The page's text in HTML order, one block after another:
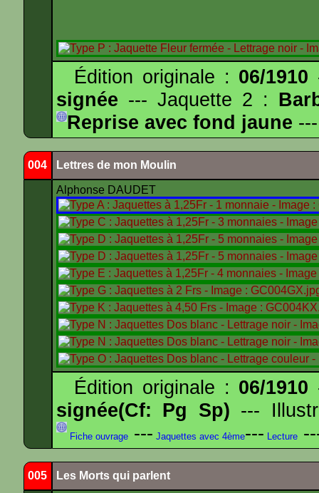
Édition originale : 06/1910
signée --- Jaquette 2 :
Reprise avec fond jaune ---
004 Lettres de mon Moulin
Alphonse DAUDET
Édition originale : 06/1910
signée(Cf: Pg Sp) ---
Fiche ouvrage --- Jaquettes avec 4ème--- Lecture
005 Les Morts qui parlent